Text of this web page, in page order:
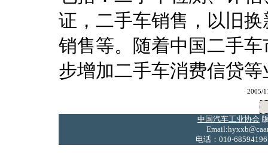
证，二手车销售，以旧
销售等。随着中国二手
步增加二手车消费信贷
2005/
中国汽车工业协会
电话：010-